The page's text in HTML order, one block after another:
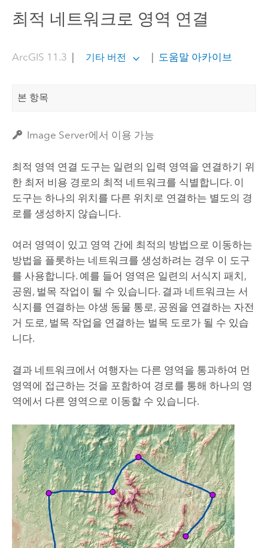
최적 네트워크로 영역 연결
ArcGIS 11.3 | 기타 버전 | 도움말 아카이브
본 항목
Image Server에서 이용 가능
최적 영역 연결 도구는 일련의 입력 영역을 연결하기 위
한 최저 비용 경로의 최적 네트워크를 식별합니다. 이
도구는 하나의 위치를 다른 위치로 연결하는 별도의 경
로를 생성하지 않습니다.
여러 영역이 있고 영역 간에 최적의 방법으로 이동하는
방법을 플롯하는 네트워크를 생성하려는 경우 이 도구
를 사용합니다. 예를 들어 영역은 일련의 서식지 패치,
공원, 벌목 작업이 될 수 있습니다. 결과 네트워크는 서
식지를 연결하는 야생 동물 통로, 공원을 연결하는 자전
거 도로, 벌목 작업을 연결하는 벌목 도로가 될 수 있습
니다.
결과 네트워크에서 여행자는 다른 영역을 통과하여 먼
영역에 접근하는 것을 포함하여 경로를 통해 하나의 영
역에서 다른 영역으로 이동할 수 있습니다.